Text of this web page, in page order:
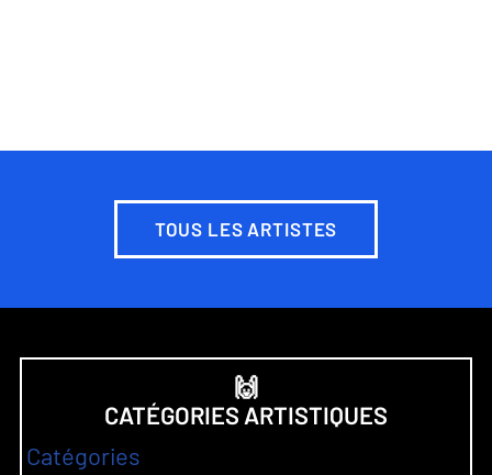
TOUS LES ARTISTES
🙌
CATÉGORIES ARTISTIQUES
Catégories